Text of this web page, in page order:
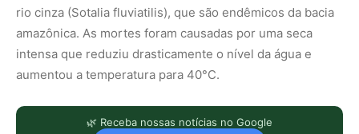
rio cinza (Sotalia fluviatilis), que são endêmicos da bacia
amazônica. As mortes foram causadas por uma seca
intensa que reduziu drasticamente o nível da água e
aumentou a temperatura para 40°C.
🌿 Receba nossas notícias no Google